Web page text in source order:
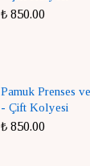
₺ 850.00
Pamuk Prenses
- Çift Kolyesi
₺ 850.00